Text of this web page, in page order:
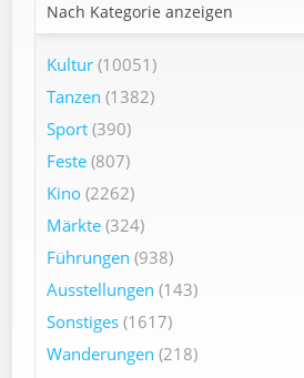
Nach Kategorie anzeigen
Kultur (10051)
Tanzen (1382)
Sport (390)
Feste (807)
Kino (2262)
Märkte (324)
Führungen (938)
Ausstellungen (143)
Sonstiges (1617)
Wanderungen (218)